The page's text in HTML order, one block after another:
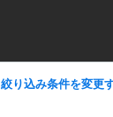
絞り込み条件を変更